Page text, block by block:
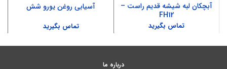
آبچکان لبه شیشه قدیم راست –
FH12
تماس بگیرید
آسیابی روغن یورو شش
تماس بگیرید
درباره ما